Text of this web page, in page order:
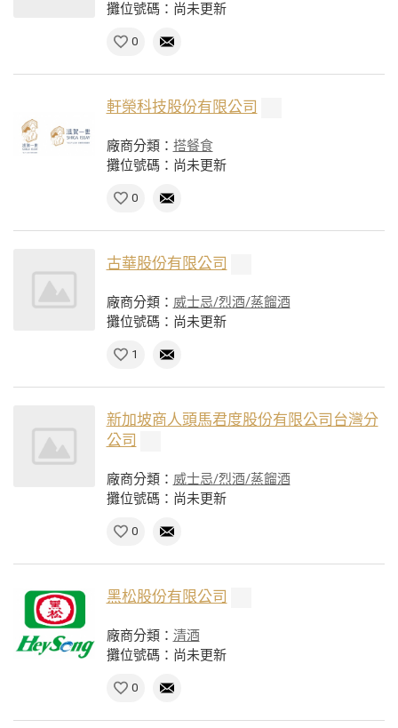
攤位號碼：尚未更新
0
軒榮科技股份有限公司
廠商分類： 搭餐食
攤位號碼：尚未更新
0
古華股份有限公司
廠商分類： 威士忌/烈酒/蒸餾酒
攤位號碼：尚未更新
1
新加坡商人頭馬君度股份有限公司台灣分
公司
廠商分類： 威士忌/烈酒/蒸餾酒
攤位號碼：尚未更新
0
黑松股份有限公司
廠商分類： 清酒
攤位號碼：尚未更新
0